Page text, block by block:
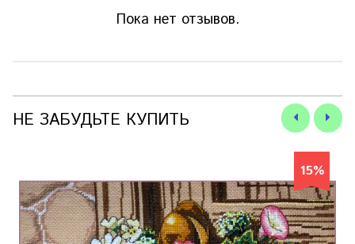
Пока нет отзывов.
НЕ ЗАБУДЬТЕ КУПИТЬ
15%